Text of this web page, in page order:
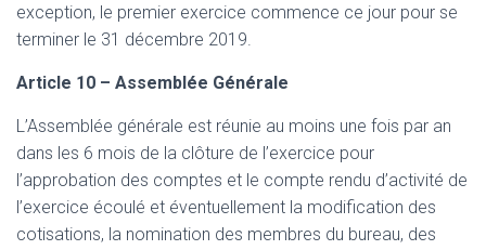
exception, le premier exercice commence ce jour pour se
terminer le 31 décembre 2019.
Article 10 – Assemblée Générale
L’Assemblée générale est réunie au moins une fois par an
dans les 6 mois de la clôture de l’exercice pour
l’approbation des comptes et le compte rendu d’activité de
l’exercice écoulé et éventuellement la modification des
cotisations, la nomination des membres du bureau, des